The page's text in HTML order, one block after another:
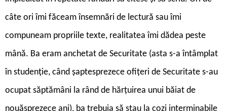
câte ori îmi făceam însemnări de lectură sau îmi
compuneam propriile texte, realitatea îmi dădea peste
mână. Ba eram anchetat de Securitate (asta s-a întâmplat
în studenție, când șaptesprezece ofițeri de Securitate s-au
ocupat săptămâni la rând de hărțuirea unui băiat de
nouăsprezece ani), ba trebuia să stau la cozi interminabile